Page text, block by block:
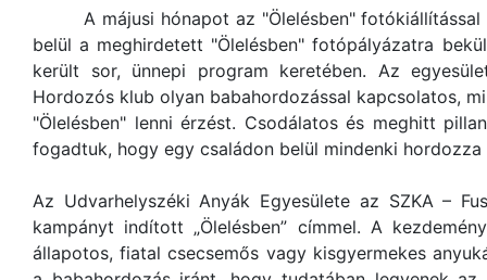
A májusi hónapot az "Ölelésben" fotókiállítással
belül a meghirdetett "Ölelésben" fotópályázatra
került sor, ünnepi program keretében. Az
Hordozós klub olyan babahordozással kapcsolatos,
"Ölelésben" lenni érzést. Csodálatos és meghitt
fogadtuk, hogy egy családon belül mindenki hordozza
Az Udvarhelyszéki Anyák Egyesülete az SZKA –
kampányt indított „Ölelésben” címmel. A
állapotos, fiatal csecsemős vagy kisgyermekes